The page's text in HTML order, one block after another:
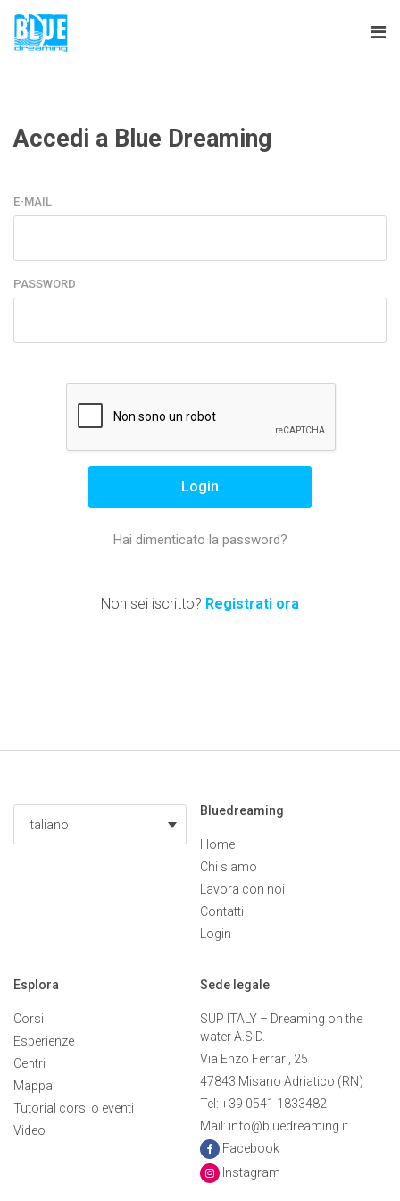
Accedi a Blue Dreaming
E-MAIL
PASSWORD
Hai dimenticato la password?
Non sei iscritto? Registrati ora
Italiano
Bluedreaming
Home
Chi siamo
Lavora con noi
Contatti
Login
Esplora
Corsi
Esperienze
Centri
Mappa
Tutorial corsi o eventi
Video
Sede legale
SUP ITALY – Dreaming on the
water A.S.D.
Via Enzo Ferrari, 25
47843 Misano Adriatico (RN)
Tel: +39 0541 1833482
Mail: info@bluedreaming.it
Facebook
Instagram